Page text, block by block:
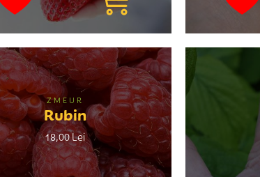
ZMEUR
Rubin
18,00 Lei